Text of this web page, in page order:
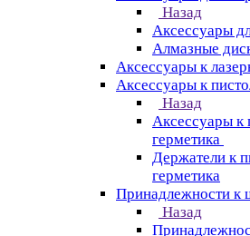
Назад
Аксессуары
Алмазные
Аксессуары к
Аксессуары к
Назад
Аксессуары к
герметика
Держатели к
герметика
Принадлежности к
Назад